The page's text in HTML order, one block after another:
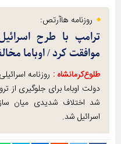
روزنامه هاآرتص:
ترامپ با طرح
موافقت کرد / اوباما
طلوع‌‌کرمانشاه :
دولت اوباما برای جلوگیری از
شد اختلاف شدیدی میان
اسرائیل شد.